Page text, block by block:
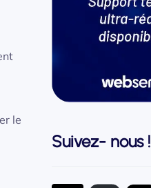
le
Suivez- nous !